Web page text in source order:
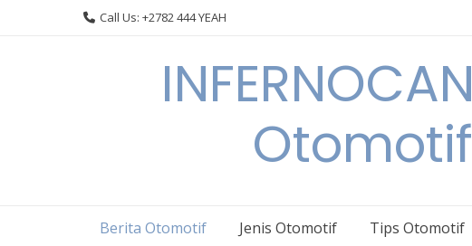
Call Us: +2782 444 YEAH
Berita Otomotif Jenis Otomotif Tips Otomotif